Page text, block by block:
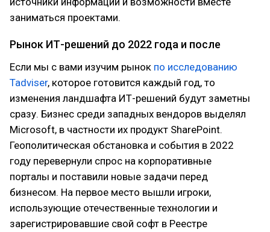
заниматься проектами.
Рынок ИТ-решений до 2022 года и после
Если мы с вами изучим рынок по исследованию
Tadviser, которое готовится каждый год, то
изменения ландшафта ИТ-решений будут заметны
сразу. Бизнес среди западных вендоров выделял
Microsoft, в частности их продукт SharePoint.
Геополитическая обстановка и события в 2022
году перевернули спрос на корпоративные
порталы и поставили новые задачи перед
бизнесом. На первое место вышли игроки,
использующие отечественные технологии и
зарегистрировавшие свой софт в Реестре